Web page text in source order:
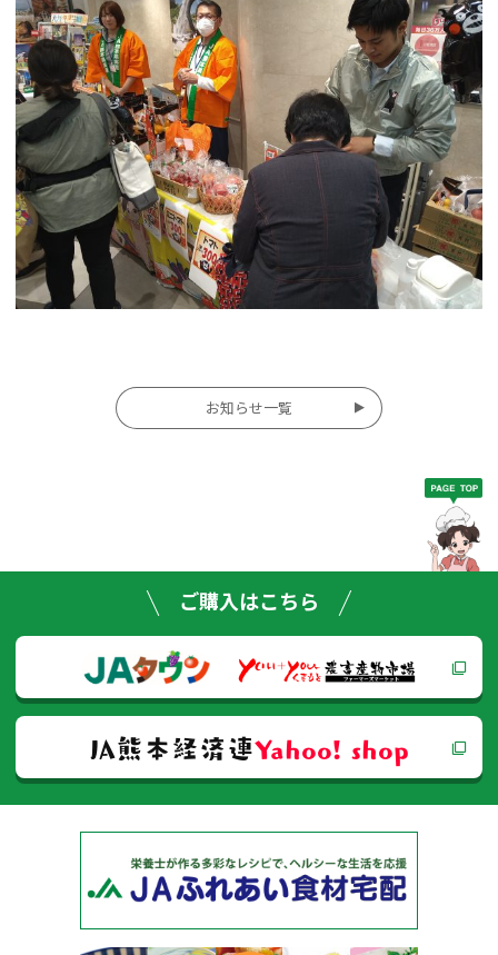
投
稿
ゲー
ショ
ン
お知らせ一覧
ご購入はこちら
JA熊本経済連Yahoo! shop